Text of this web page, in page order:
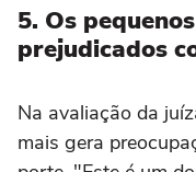
5. Os
prejudicados
Na avaliação da
mais gera